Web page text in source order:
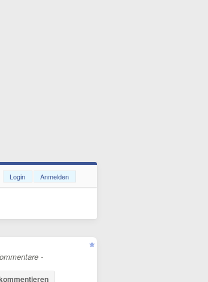
Login Anmelden
-